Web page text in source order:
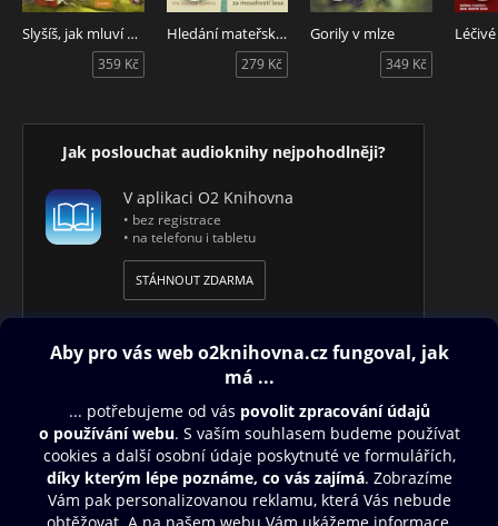
Slyšíš, jak mluví stromy?
359 Kč
Hledání mateřského stromu
279 Kč
Gorily v mlze
349 Kč
Jak poslouchat audioknihy nejpohodlněji?
V aplikaci O2 Knihovna
• bez registrace
• na telefonu i tabletu
STÁHNOUT ZDARMA
Obsah ke stažení
Moje O2 Knihovna
Další zábava